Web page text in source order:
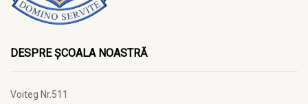
DESPRE ȘCOALA NOASTRĂ
Voiteg Nr.511